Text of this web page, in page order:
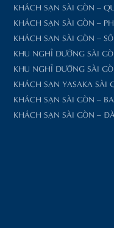
KHÁCH SẠN SÀI GÒN –
KHÁCH SẠN SÀI GÒN –
KHÁCH SẠN SÀI GÒN –
KHU NGHỈ DƯỠNG SÀI
KHU NGHỈ DƯỠNG SÀI
KHÁCH SẠN YASAKA SÀI
KHÁCH SẠN SÀI GÒN –
KHÁCH SẠN SÀI GÒN –